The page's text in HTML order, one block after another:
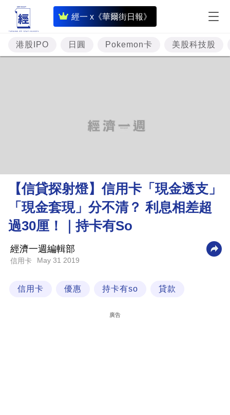
經一 x《華爾街日報》
即
時
財
經
理
財
商
科
技
場
港股IPO 日圓 Pokemon卡 美股科技股
【信貸探射燈】信用卡「現金透支」
「現金套現」分不清？ 利息相差超
過30厘！｜持卡有So
經濟一週編輯部
信用卡 May 31 2019
信用卡 優惠 持卡有so 貸款
廣告